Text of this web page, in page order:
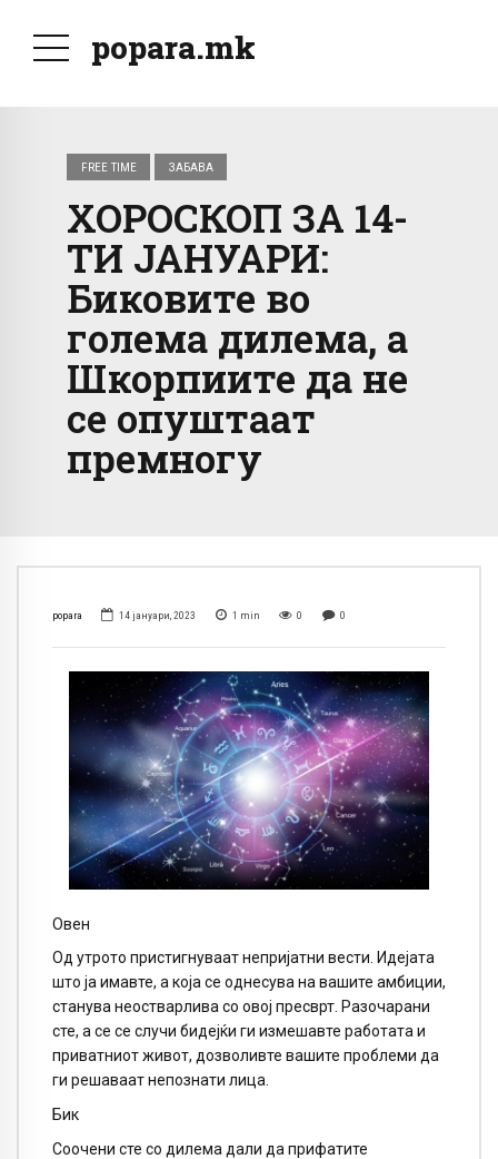
popara.mk
FREE TIME ЗАБАВА
ХОРОСКОП ЗА 14-
ТИ ЈАНУАРИ:
Биковите во
голема дилема, а
Шкорпиите да не
се опуштаат
премногу
popara 14 јануари, 2023 1 min 0 0
Овен
Од утрото пристигнуваат непријатни вести. Идејата
што ја имавте, а која се однесува на вашите амбиции,
станува неостварлива со овој пресврт. Разочарани
сте, а се се случи бидејќи ги измешавте работата и
приватниот живот, дозволивте вашите проблеми да
ги решаваат непознати лица.
Бик
Соочени сте со дилема дали да прифатите